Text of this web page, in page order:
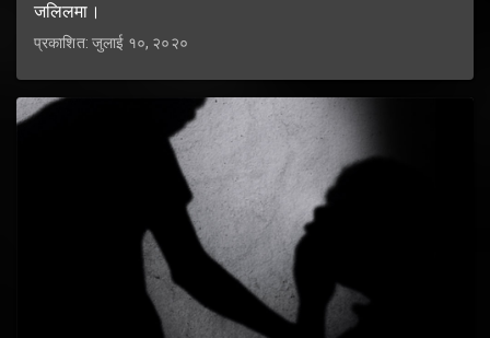
जलिलमा।
प्रकाशित: जुलाई १०, २०२०